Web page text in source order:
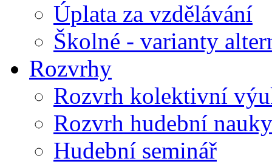
Úplata za vzdělávání
Školné - varianty
Rozvrhy
Rozvrh kolektivní
Rozvrh hudební
Hudební seminář